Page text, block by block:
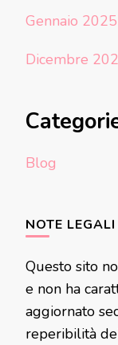
Gennaio 2025
Dicembre
Blog
NOTE LEGALI
Questo sito
e non ha
aggiornato
reperibilità